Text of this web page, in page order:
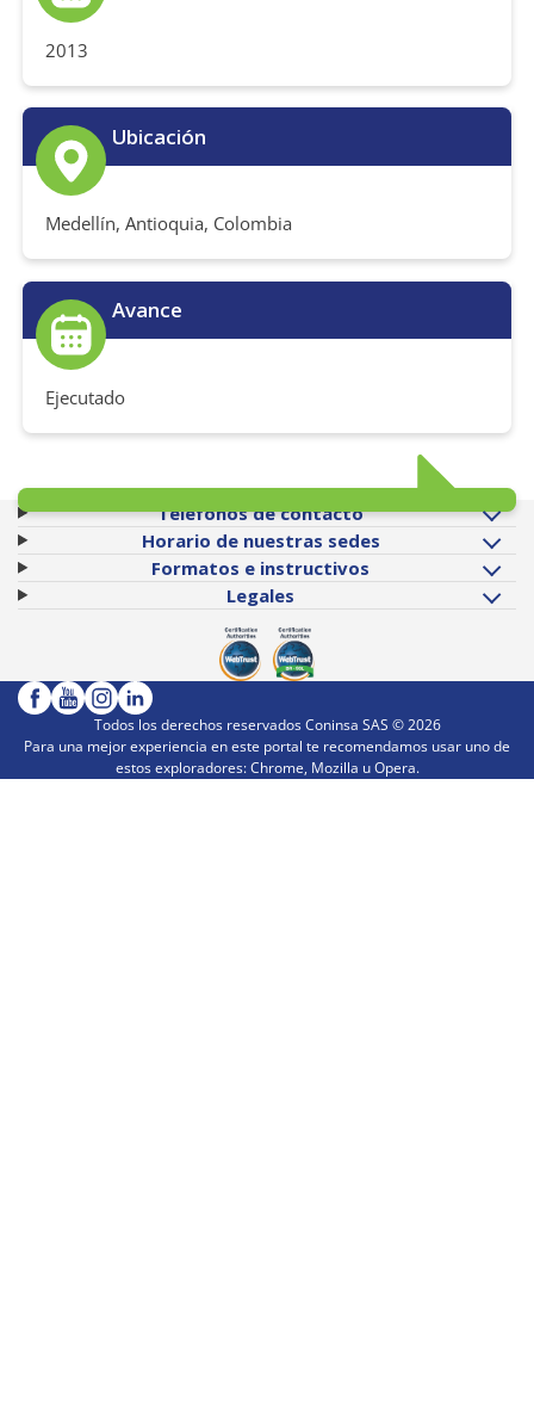
2013
Ubicación
Medellín, Antioquia, Colombia
Avance
Ejecutado
Teléfonos de contacto
Horario de nuestras sedes
Formatos e instructivos
Legales
Todos los derechos reservados Coninsa SAS ©2026
Para una mejor experiencia en este portal te recomendamos usar uno de
estos exploradores: Chrome, Mozilla u Opera.